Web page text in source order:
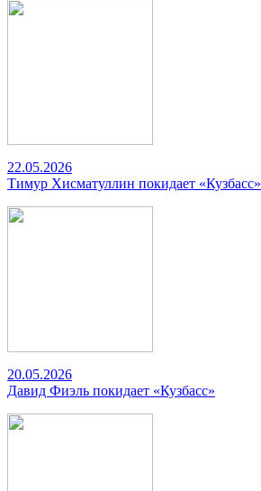
22.05.2026
Тимур Хисматуллин покидает «Кузбасс»
20.05.2026
Давид Фиэль покидает «Кузбасс»